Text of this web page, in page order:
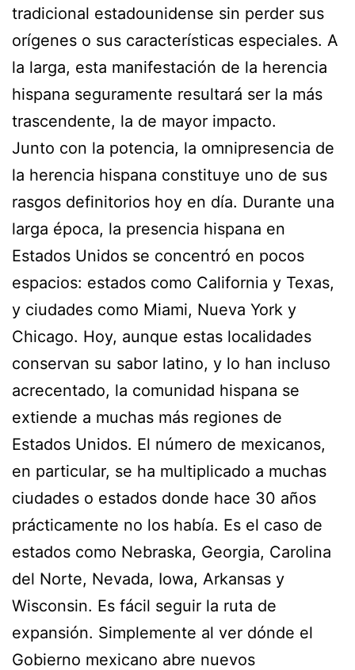
tradicional estadounidense sin perder sus
orígenes o sus características especiales. A
la larga, esta manifestación de la herencia
hispana seguramente resultará ser la más
trascendente, la de mayor impacto.
Junto con la potencia, la omnipresencia de
la herencia hispana constituye uno de sus
rasgos definitorios hoy en día. Durante una
larga época, la presencia hispana en
Estados Unidos se concentró en pocos
espacios: estados como California y Texas,
y ciudades como Miami, Nueva York y
Chicago. Hoy, aunque estas localidades
conservan su sabor latino, y lo han incluso
acrecentado, la comunidad hispana se
extiende a muchas más regiones de
Estados Unidos. El número de mexicanos,
en particular, se ha multiplicado a muchas
ciudades o estados donde hace 30 años
prácticamente no los había. Es el caso de
estados como Nebraska, Georgia, Carolina
del Norte, Nevada, Iowa, Arkansas y
Wisconsin. Es fácil seguir la ruta de
expansión. Simplemente al ver dónde el
Gobierno mexicano abre nuevos